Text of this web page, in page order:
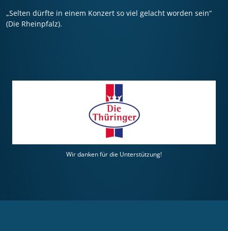
„Selten dürfte in einem Konzert so viel gelacht worden sein“
(Die Rheinpfalz).
Wir danken für die Unterstützung!